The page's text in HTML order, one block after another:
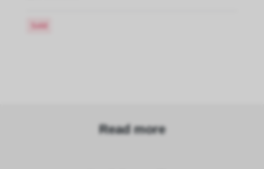
Sold
Read more